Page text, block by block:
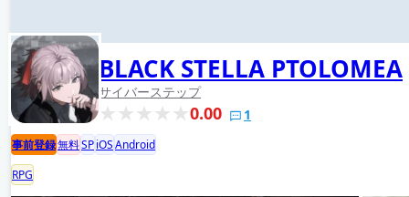
BLACK STELLA PTOLOMEA
サイバーステップ
0.00 1
事前登録無料SPiOSAndroid
RPG